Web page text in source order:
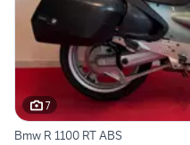
7
Bmw R 1100 RT ABS